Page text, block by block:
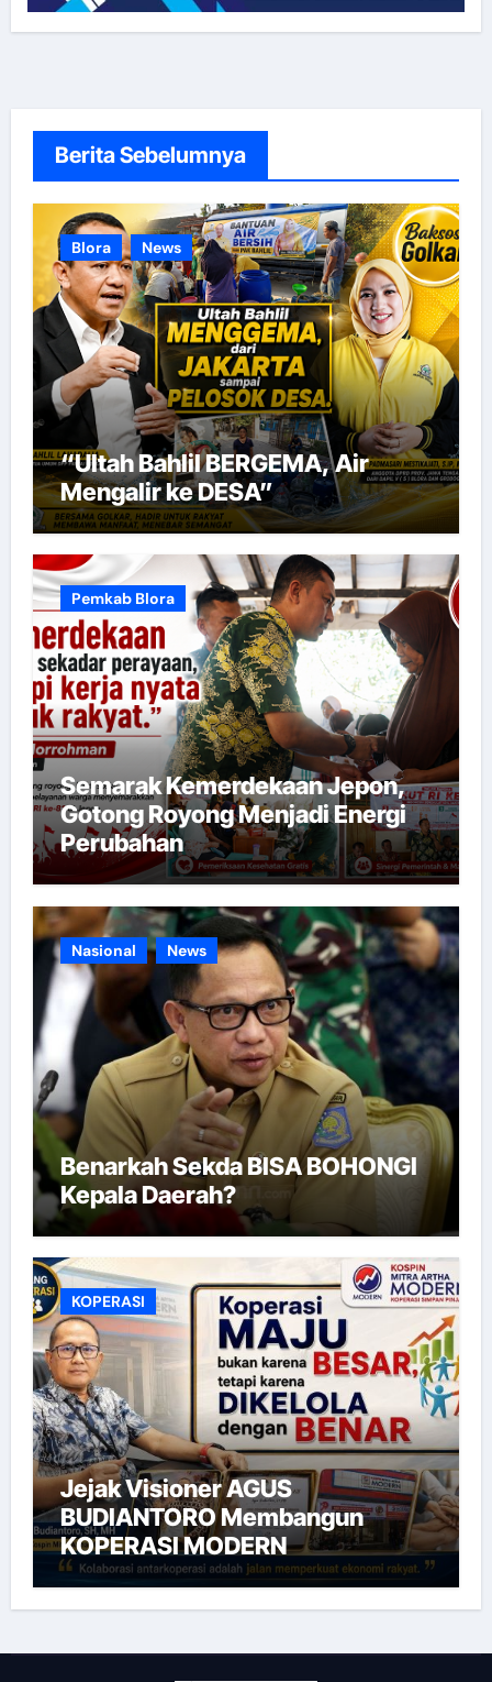
Berita Sebelumnya
Blora News
“Ultah Bahlil BERGEMA, Air
Mengalir ke DESA”
Pemkab Blora
Semarak Kemerdekaan Jepon,
Gotong Royong Menjadi Energi
Perubahan
Nasional News
Benarkah Sekda BISA BOHONGI
Kepala Daerah?
KOPERASI
Jejak Visioner AGUS
BUDIANTORO Membangun
KOPERASI MODERN